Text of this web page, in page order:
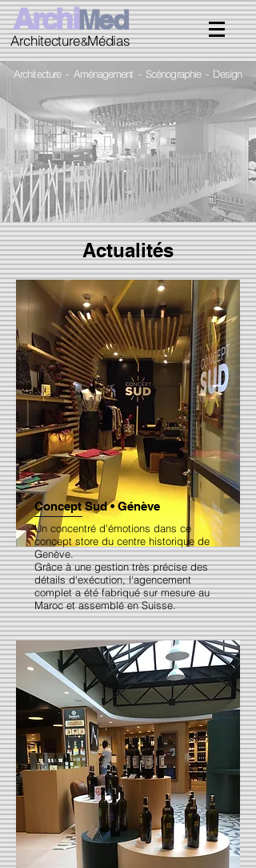
Architecture Médias
&
Med
Archi
Architecture - Aménagement - Scénographie - Design
Actualités
Concept Sud • Génève
Un concentré d'émotions dans ce
concept store du centre historique de
Genève.
Grâce à une gestion très précise des
détails d'exécution, l'agencement
complet a été fabriqué sur mesure au
Maroc et assemblé en Suisse.